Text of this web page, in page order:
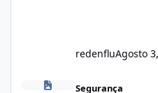
redenfluAgosto
Vulnerabilidade no famoso VOX
Segurança